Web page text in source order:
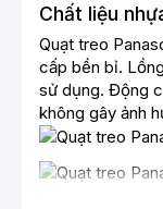
Chất liệu
Quạt treo
cấp bền bỉ.
sử dụng. Động
không gây ảnh